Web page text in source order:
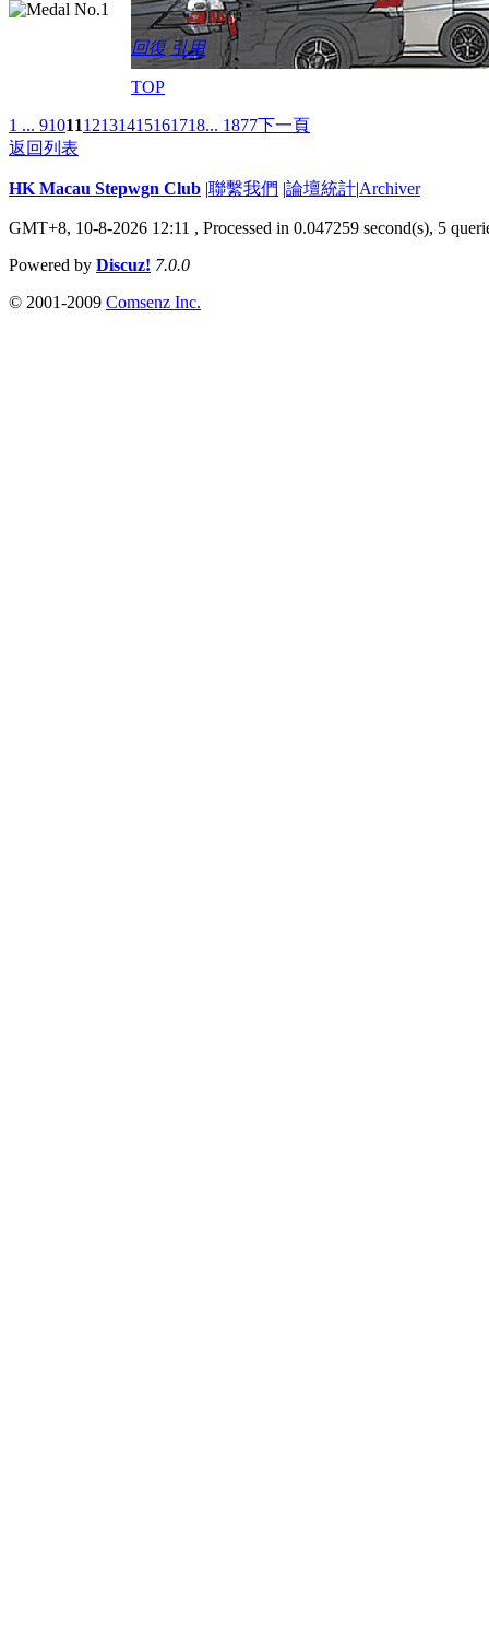
回復 引用
TOP
1 ... 9101112131415161718... 1877下一頁
返回列表
HK Macau Stepwgn Club |聯繫我們 |論壇統計|Archiver
GMT+8, 10-8-2026 12:11 , Processed in 0.047259 second(s), 5
Powered by Discuz! 7.0.0
© 2001-2009 Comsenz Inc.